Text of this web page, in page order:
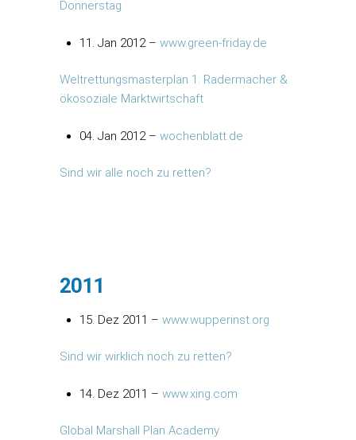
Donnerstag
11. Jan 2012 – www.green-friday.de
Weltrettungsmasterplan 1: Radermacher &
ökosoziale Marktwirtschaft
04. Jan 2012 – wochenblatt.de
Sind wir alle noch zu retten?
2011
15. Dez 2011 – www.wupperinst.org
Sind wir wirklich noch zu retten?
14. Dez 2011 – www.xing.com
Global Marshall Plan Academy